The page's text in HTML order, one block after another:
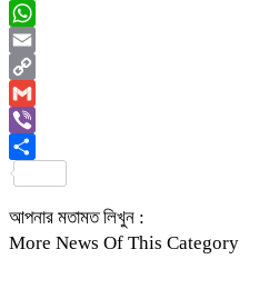
Messenger
WhatsApp
Email
Copy
Link
Gmail
Viber
আপনার মতামত লিখুন :
More News Of This Category